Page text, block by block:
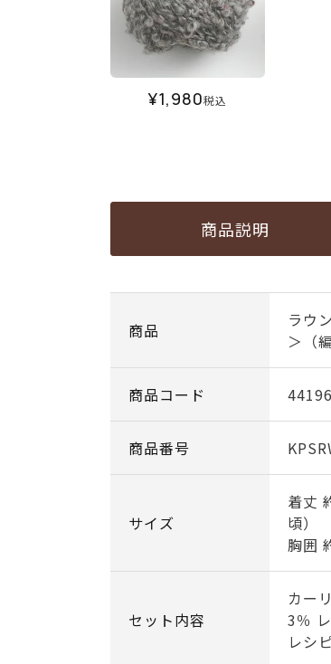
¥1,980税込
商品説明
商品
ラウ
＞（
商品コード
商品番号
サイズ
着丈
頃）
胸囲
セット内容
カー
3％
レシ